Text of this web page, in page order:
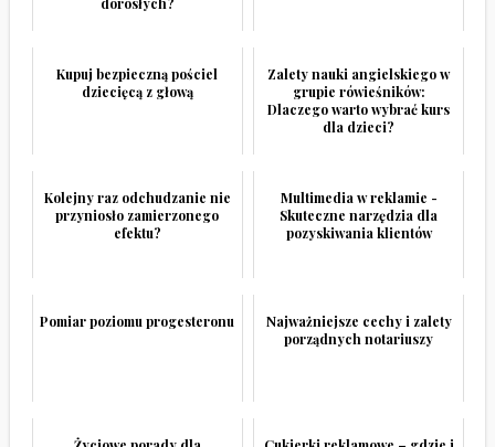
dorosłych?
Kupuj bezpieczną pościel
dziecięcą z głową
Zalety nauki angielskiego w
grupie rówieśników:
Dlaczego warto wybrać kurs
dla dzieci?
Kolejny raz odchudzanie nie
przyniosło zamierzonego
efektu?
Multimedia w reklamie -
Skuteczne narzędzia dla
pozyskiwania klientów
Pomiar poziomu progesteronu
Najważniejsze cechy i zalety
porządnych notariuszy